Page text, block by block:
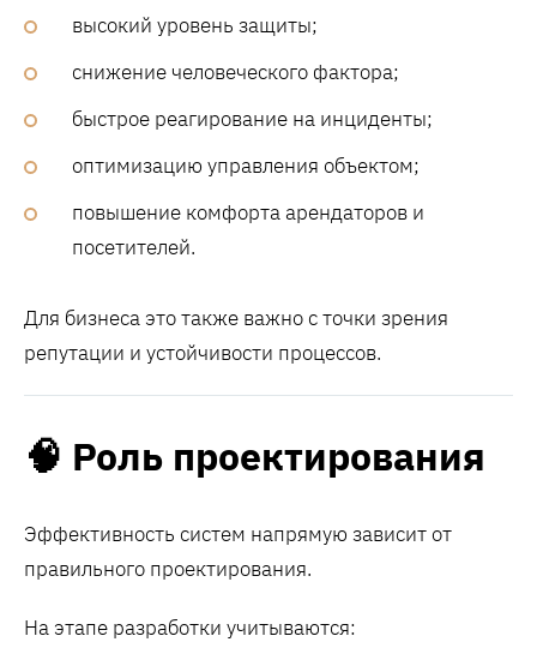
высокий уровень защиты;
снижение человеческого фактора;
быстрое реагирование на инциденты;
оптимизацию управления объектом;
повышение комфорта арендаторов и
посетителей.
Для бизнеса это также важно с точки зрения
репутации и устойчивости процессов.
🧠 Роль проектирования
Эффективность систем напрямую зависит от
правильного проектирования.
На этапе разработки учитываются: